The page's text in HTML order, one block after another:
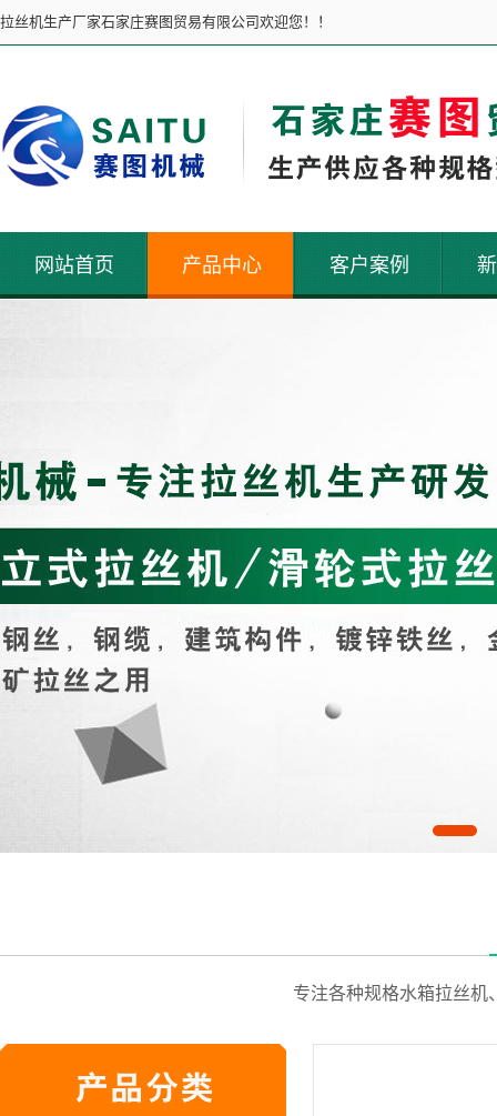
拉丝机生产厂家石家庄赛图贸易有限公司欢迎您！！
网站首页 产品中心 客户案例
专注各种规格水箱拉丝机